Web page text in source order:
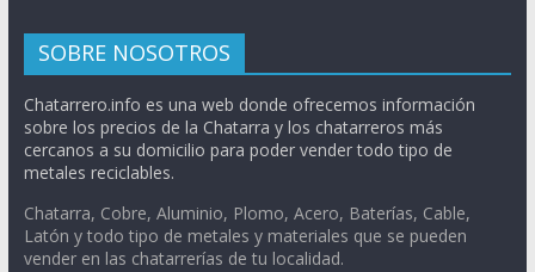
SOBRE NOSOTROS
Chatarrero.info es una web donde ofrecemos información
sobre los precios de la Chatarra y los chatarreros más
cercanos a su domicilio para poder vender todo tipo de
metales reciclables.
Chatarra, Cobre, Aluminio, Plomo, Acero, Baterías, Cable,
Latón y todo tipo de metales y materiales que se pueden
vender en las chatarrerías de tu localidad.